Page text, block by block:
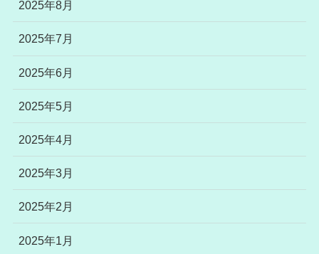
2025年8月
2025年7月
2025年6月
2025年5月
2025年4月
2025年3月
2025年2月
2025年1月